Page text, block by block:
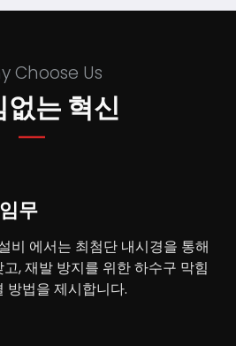
Choose Us
없는 혁신
무
비 에서는 최첨단 내시경을 통해
, 재발 방지를 위한 하수구 막힘
방법을 제시합니다.